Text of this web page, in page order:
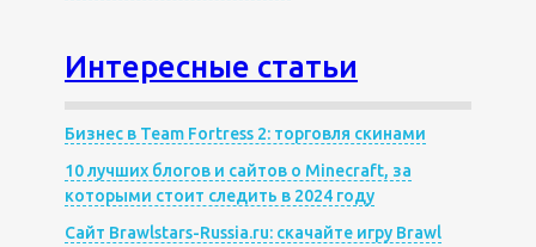
Интересные статьи
Бизнес в Team Fortress 2: торговля скинами
10 лучших блогов и сайтов о Minecraft, за
которыми стоит следить в 2024 году
Сайт Brawlstars-Russia.ru: скачайте игру Brawl